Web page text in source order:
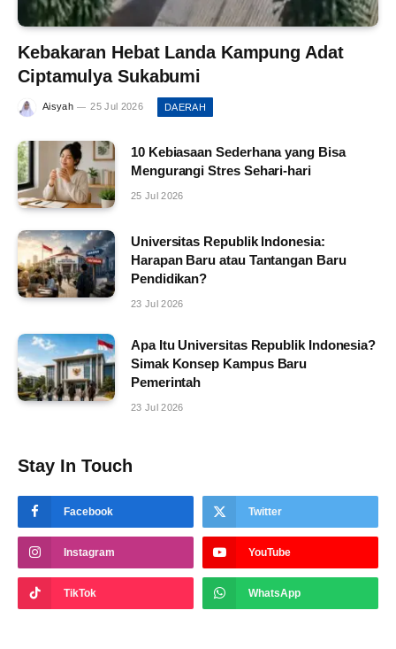
Kebakaran Hebat Landa Kampung Adat
Ciptamulya Sukabumi
Aisyah 25 Jul 2026 DAERAH
10 Kebiasaan Sederhana yang Bisa
Mengurangi Stres Sehari-hari
25 Jul 2026
Universitas Republik Indonesia:
Harapan Baru atau Tantangan Baru
Pendidikan?
23 Jul 2026
Apa Itu Universitas Republik Indonesia?
Simak Konsep Kampus Baru
Pemerintah
23 Jul 2026
Stay In Touch
Facebook Twitter
Instagram YouTube
TikTok WhatsApp